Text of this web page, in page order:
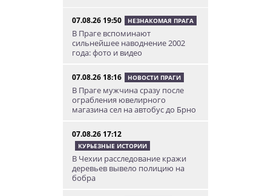
07.08.26 19:50 НЕЗНАКОМАЯ ПРАГА
В Праге вспоминают
сильнейшее наводнение 2002
года: фото и видео
07.08.26 18:16 НОВОСТИ ПРАГИ
В Праге мужчина сразу после
ограбления ювелирного
магазина сел на автобус до Брно
07.08.26 17:12
КУРЬЕЗНЫЕ ИСТОРИИ
В Чехии расследование кражи
деревьев вывело полицию на
бобра